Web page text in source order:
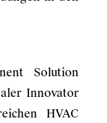
Solution
Innovator
HVAC